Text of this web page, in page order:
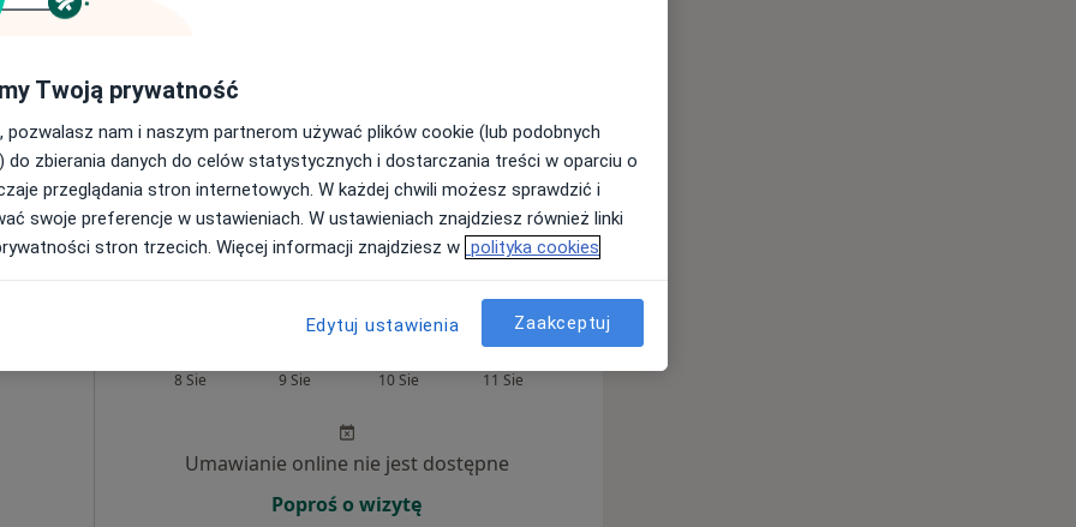
160 zł
8 Sie 9 Sie 10 Sie
Wt,
11 Sie
Śr,
Umawianie online nie jest dostępne
Poproś o wizytę
Twoją prywatność
pozwalasz nam i naszym partnerom używać plików cookie (lub podobnych
do zbierania danych do celów statystycznych i dostarczania treści w oparciu o
przeglądania stron internetowych. W każdej chwili możesz sprawdzić i
swoje preferencje w ustawieniach. W ustawieniach znajdziesz również linki
stron trzecich. Więcej informacji znajdziesz w polityka cookies
Edytuj ustawienia Zaakceptuj